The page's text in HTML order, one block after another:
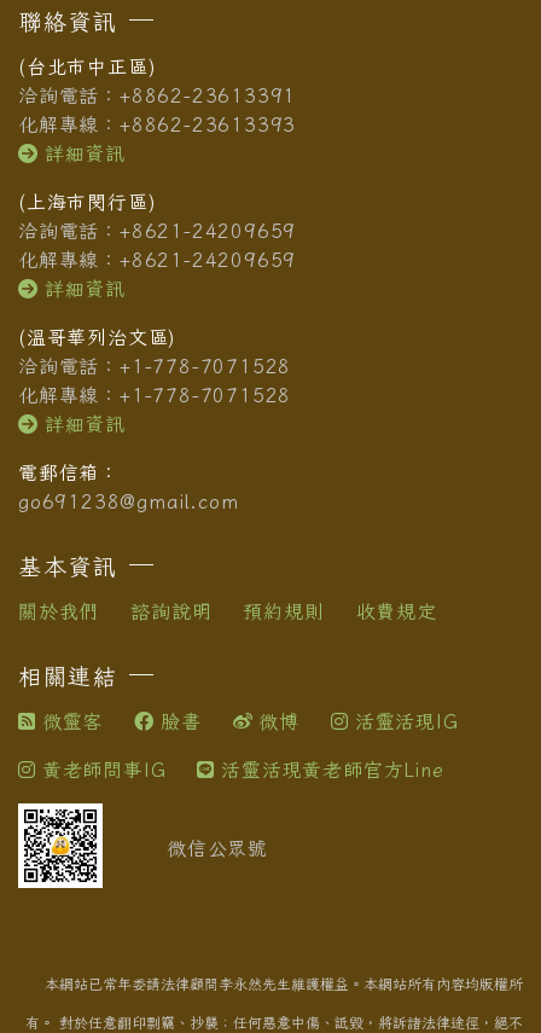
聯絡資訊
(台北市中正區)
洽詢電話：+8862-23613391
化解專線：+8862-23613393
詳細資訊
(上海市閔行區)
洽詢電話：+8621-24209659
化解專線：+8621-24209659
詳細資訊
(溫哥華列治文區)
洽詢電話：+1-778-7071528
化解專線：+1-778-7071528
詳細資訊
電郵信箱：
go691238@gmail.com
基本資訊
關於我們 諮詢說明 預約規則 收費規定
相關連結
微靈客 臉書 微博
活靈活現IG
黃老師問事IG
活靈活現黃老師官方Line
微信公眾號
本網站已常年委請法律顧問李永然先生維護權益。本網站所有內容均版權所
有。 對於任意翻印剽竊、抄襲；任何惡意中傷、詆毀，將訴諸法律途徑，絕不